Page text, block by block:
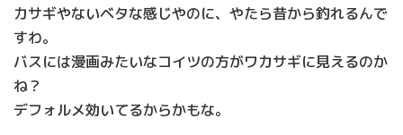
カサギやないベタな感じやのに、やたら昔から釣れるんで
すわ。
バスには漫画みたいなコイツの方がワカサギに見えるのか
ね？
デフォルメ効いてるからかもな。